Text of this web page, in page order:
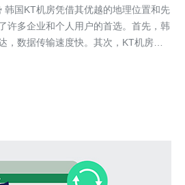
许多企业和个人用户的首选。首先，韩
，数据传输速度快。其次，KT机房提
，能够提供7*24小时的支持，确保用